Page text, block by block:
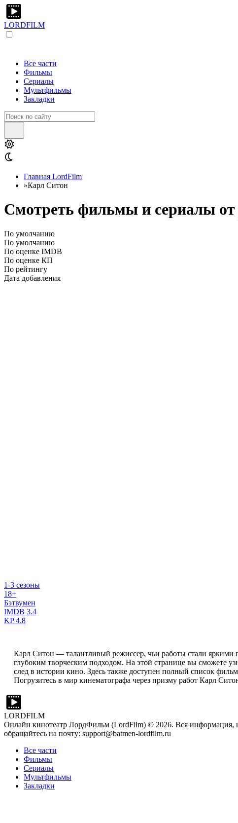
LORDFILM
Все части
Фильмы
Сериалы
Мультфильмы
Закладки
Главная LordFilm
»Карл Ситон
Смотреть фильмы и сериалы от
По умолчанию
По умолчанию
По оценке IMDB
По оценке КП
По рейтингу
Дата добавления
1-3 сезоны
18+
Бэтвумен
IMDB 3.4
KP4.8
Карл Ситон — талантливый режиссер, чьи работы стали яркими
глубоким творческим подходом. На этой странице вы сможете
след в истории кино. Здесь также доступен полный список
Погрузитесь в мир кинематографа через призму работ Карл
LORDFILM
Онлайн кинотеатр ЛордФильм (LordFilm) © 2026. Вся информация,
обращайтесь на почту: support@batmen-lordfilm.ru
Все части
Фильмы
Сериалы
Мультфильмы
Закладки